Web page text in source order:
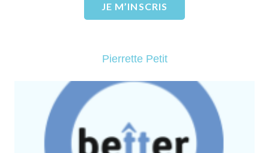
JE M’INSCRIS
Pierrette Petit
Projet Better via la Fondation
IRCM – Diabète